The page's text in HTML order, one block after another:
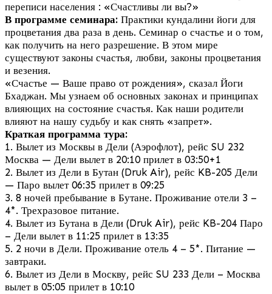
переписи населения : «Счастливы ли вы?»
В программе семинара: Практики кундалини йоги для
процветания два раза в день. Семинар о счастье и о том,
как получить на него разрешение. В этом мире
существуют законы счастья, любви, законы процветания
и везения.
«Счастье — Ваше право от рождения», сказал Йоги
Бхаджан. Мы узнаем об основных законах и принципах
влияющих на состояние счастья. Как наши родители
влияют на нашу судьбу и как снять «запрет».
Краткая программа тура:
1. Вылет из Москвы в Дели (Аэрофлот), рейс SU 232
Москва — Дели вылет в 20:10 прилет в 03:50+1
2. Вылет из Дели в Бутан (Druk Air), рейс KB-205 Дели
— Паро вылет 06:35 прилет в 09:25
3. 8 ночей пребывание в Бутане. Проживание отели 3 –
4*. Трехразовое питание.
4. Вылет из Бутана в Дели (Druk Air), рейс KB-204 Паро
– Дели вылет в 11:25 прилет в 13:35
5. 2 ночи в Дели. Проживание отель 4 – 5*. Питание —
завтраки.
6. Вылет из Дели в Москву, рейс SU 233 Дели – Москва
вылет в 05:05 прилет в 10:10